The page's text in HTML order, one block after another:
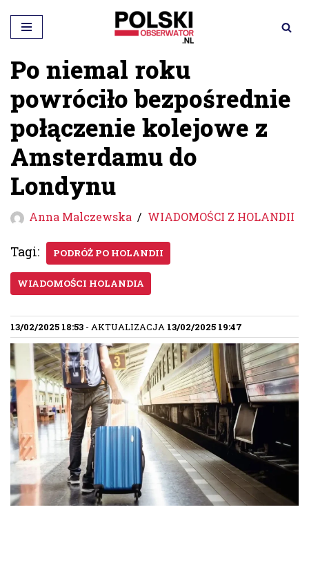
Przejdź
do
treści
Po niemal roku
powróciło bezpośrednie
połączenie kolejowe z
Amsterdamu do
Londynu
Anna Malczewska WIADOMOŚCI Z HOLANDII
Tagi: PODRÓŻ PO HOLANDII
WIADOMOŚCI HOLANDIA
13/02/2025 18:53 - AKTUALIZACJA 13/02/2025 19:47